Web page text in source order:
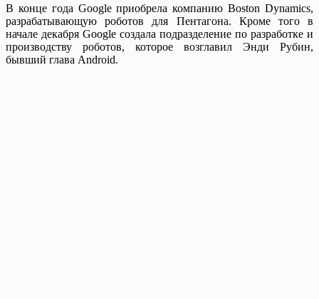
В конце года Google приобрела компанию Boston Dynamics,
разрабатывающую роботов для Пентагона. Кроме того в
начале декабря Google создала подразделение по разработке и
производству роботов, которое возглавил Энди Рубин,
бывший глава Android.